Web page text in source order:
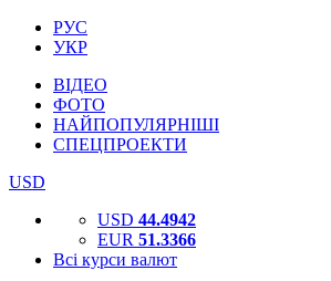
РУС
УКР
ВІДЕО
ФОТО
НАЙПОПУЛЯРНІШІ
СПЕЦПРОЕКТИ
USD
USD 44.4942
EUR 51.3366
Всі курси валют